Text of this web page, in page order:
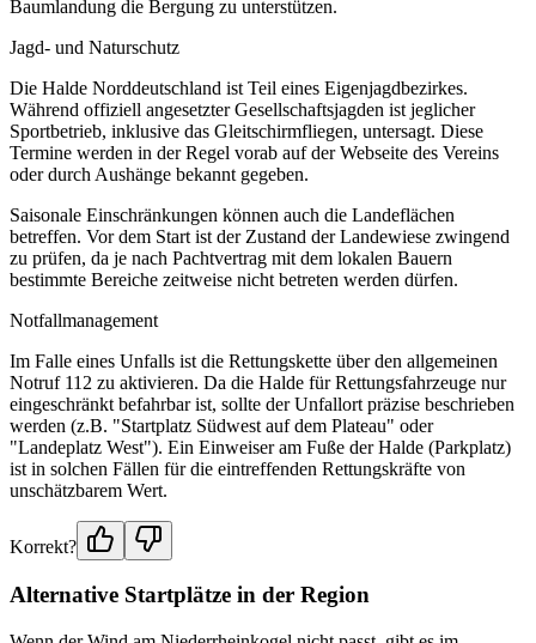
Baumlandung die Bergung zu unterstützen.
Jagd- und Naturschutz
Die Halde Norddeutschland ist Teil eines Eigenjagdbezirkes.
Während offiziell angesetzter Gesellschaftsjagden ist jeglicher
Sportbetrieb, inklusive das Gleitschirmfliegen, untersagt. Diese
Termine werden in der Regel vorab auf der Webseite des Vereins
oder durch Aushänge bekannt gegeben.
Saisonale Einschränkungen können auch die Landeflächen
betreffen. Vor dem Start ist der Zustand der Landewiese zwingend
zu prüfen, da je nach Pachtvertrag mit dem lokalen Bauern
bestimmte Bereiche zeitweise nicht betreten werden dürfen.
Notfallmanagement
Im Falle eines Unfalls ist die Rettungskette über den allgemeinen
Notruf 112 zu aktivieren. Da die Halde für Rettungsfahrzeuge nur
eingeschränkt befahrbar ist, sollte der Unfallort präzise beschrieben
werden (z.B. "Startplatz Südwest auf dem Plateau" oder
"Landeplatz West"). Ein Einweiser am Fuße der Halde (Parkplatz)
ist in solchen Fällen für die eintreffenden Rettungskräfte von
unschätzbarem Wert.
Korrekt?
Alternative Startplätze in der Region